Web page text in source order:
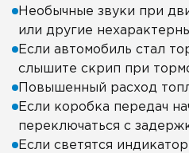
Необычные звуки при
или другие
Если автомобиль стал
слышите скрип при
Повышенный расход
Если коробка передач
переключаться с
Если светятся